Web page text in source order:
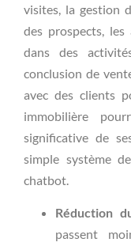
visites, la gestion
des prospects,
dans des
conclusion de
avec des clients
immobilière
significative de
simple système
chatbot.
Réduction
passent